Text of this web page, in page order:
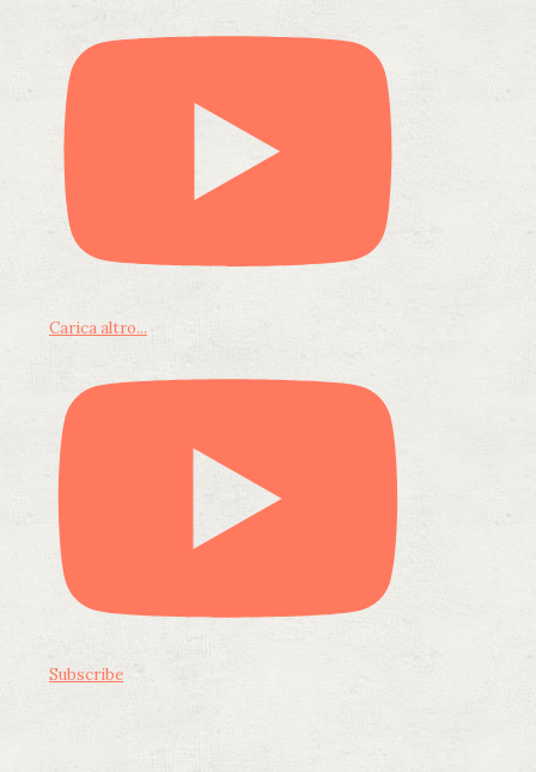
Carica altro...
Subscribe